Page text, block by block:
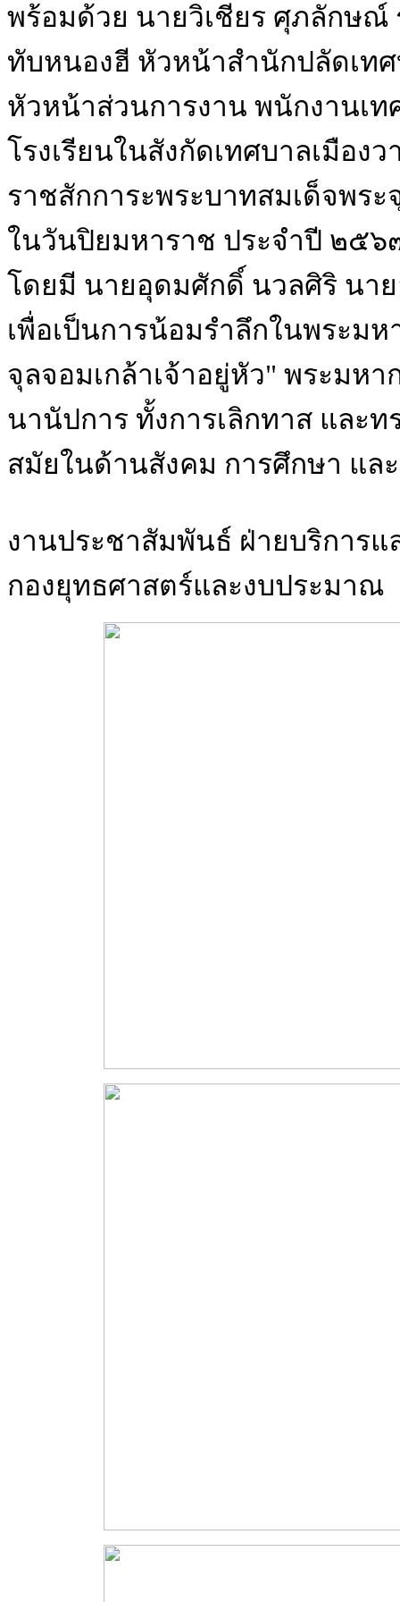
พร้อมด้วย นายวิเชียร ศุภลักษณ์
ทับหนองฮี หัวหน้าสำนักปลัดเท
หัวหน้าส่วนการงาน พนักงานเ
โรงเรียนในสังกัดเทศบาลเมือง
ราชสักการะพระบาทสมเด็จพร
ในวันปิยมหาราช ประจำปี ๒๕
โดยมี นายอุดมศักดิ์ นวลศิริ นา
เพื่อเป็นการน้อมรำลึกในพระม
จุลจอมเกล้าเจ้าอยู่หัว" พระมห
นานัปการ ทั้งการเลิกทาส และ
สมัยในด้านสังคม การศึกษา แล
งานประชาสัมพันธ์ ฝ่ายบริการแ
กองยุทธศาสตร์และงบประมาณ